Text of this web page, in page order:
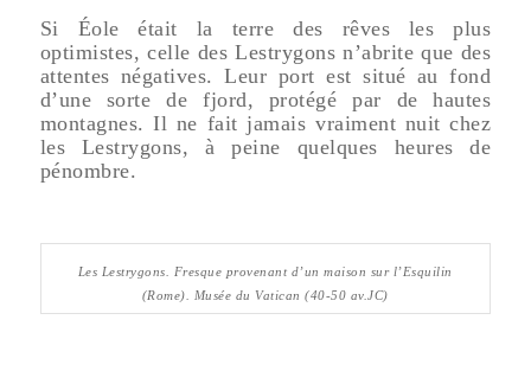
Si Éole était la terre des rêves les plus
optimistes, celle des Lestrygons n’abrite que des
attentes négatives. Leur port est situé au fond
d’une sorte de fjord, protégé par de hautes
montagnes. Il ne fait jamais vraiment nuit chez
les Lestrygons, à peine quelques heures de
pénombre.
Les Lestrygons. Fresque provenant d’un maison sur l’Esquilin
(Rome). Musée du Vatican (40-50 av.JC)